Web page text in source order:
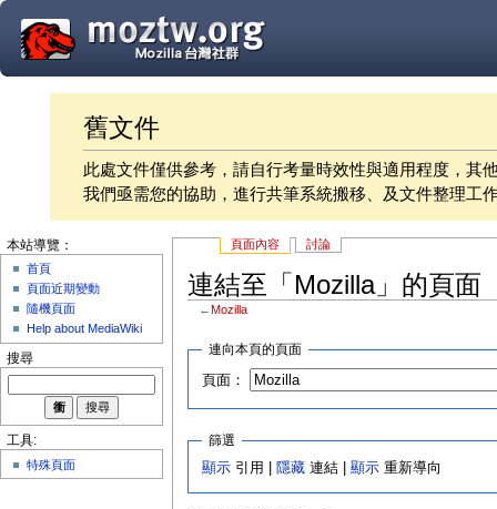
舊文件
此處文件僅供參考，請自行考量時效性與適用程度，其
我們亟需您的協助，進行共筆系統搬移、及文件整理工
頁面內容 討論
連結至「Mozilla」的頁面
← Mozilla
連向本頁的頁面
頁面：
篩選
顯示 引用 | 隱藏 連結 |顯示 重新導向
本站導覽：
首頁
頁面近期變動
隨機頁面
Help about MediaWiki
搜尋
工具:
特殊頁面